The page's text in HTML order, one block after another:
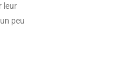
leur
peu